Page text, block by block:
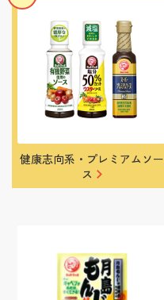
健康志向系・プレミアムソー
ス